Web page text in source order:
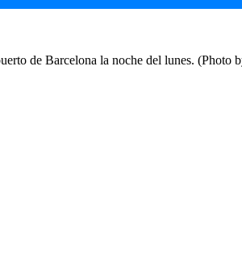
de Barcelona la noche del lunes.